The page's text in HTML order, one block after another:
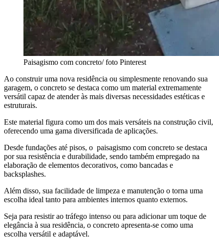
Paisagismo com concreto/ foto Pinterest
Ao construir uma nova residência ou simplesmente renovando sua
garagem, o concreto se destaca como um material extremamente
versátil capaz de atender às mais diversas necessidades estéticas e
estruturais.
Este material figura como um dos mais versáteis na construção civil,
oferecendo uma gama diversificada de aplicações.
Desde fundações até pisos, o paisagismo com concreto se destaca
por sua resistência e durabilidade, sendo também empregado na
elaboração de elementos decorativos, como bancadas e
backsplashes.
Além disso, sua facilidade de limpeza e manutenção o torna uma
escolha ideal tanto para ambientes internos quanto externos.
Seja para resistir ao tráfego intenso ou para adicionar um toque de
elegância à sua residência, o concreto apresenta-se como uma
escolha versátil e adaptável.